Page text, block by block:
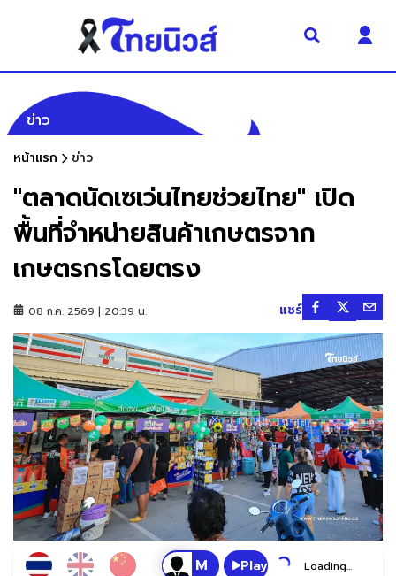
ข่าว
หน้าแรก ข่าว
"ตลาดนัดเซเว่นไทยช่วยไทย" เปิด
พื้นที่จำหน่ายสินค้าเกษตรจาก
เกษตรกรโดยตรง
08 ก.ค. 2569 | 20:39 น. แชร์
Play Loading...